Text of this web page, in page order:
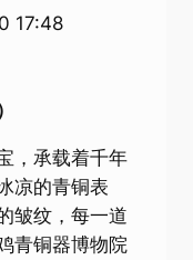
17:48
，承载着千年
凉的青铜表
皱纹，每一道
青铜器博物院